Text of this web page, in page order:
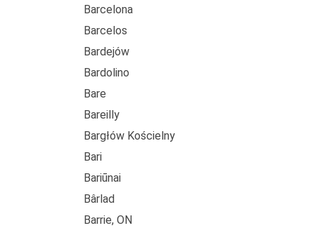
Barcelona
Barcelos
Bardejów
Bardolino
Bare
Bareilly
Bargłów Kościelny
Bari
Bariūnai
Bârlad
Barrie, ON